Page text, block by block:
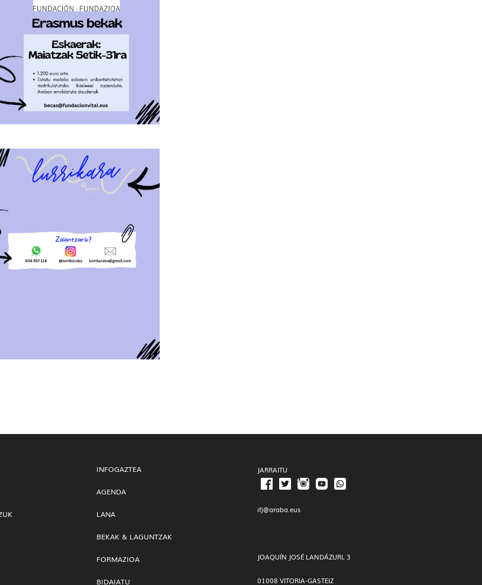
INFOGAZTEA
AGENDA
LANA
BEKAK & LAGUNTZAK
FORMAZIOA
BIDAIATU
JARRAITU
ifj@araba.eus
JOAQUÍN JOSÉ LANDÁZURI, 3
01008 VITORIA-GASTEIZ